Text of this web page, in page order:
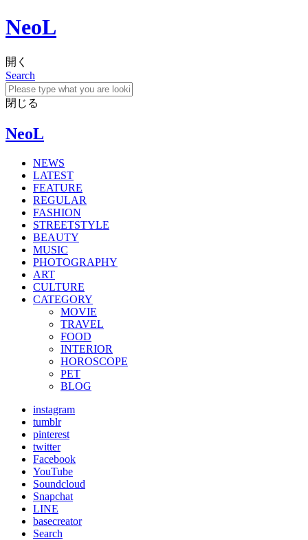
NeoL
開く
Search
閉じる
NeoL
NEWS
LATEST
FEATURE
REGULAR
FASHION
STREETSTYLE
BEAUTY
MUSIC
PHOTOGRAPHY
ART
CULTURE
CATEGORY
MOVIE
TRAVEL
FOOD
INTERIOR
HOROSCOPE
PET
BLOG
instagram
tumblr
pinterest
twitter
Facebook
YouTube
Soundcloud
Snapchat
LINE
basecreator
Search